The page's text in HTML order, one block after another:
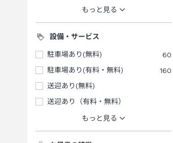
もっと見る
設備・サービス
駐車場あり(無料)
60
駐車場あり(有料・無料)
160
送迎あり(無料)
送迎あり（有料・無料）
もっと見る